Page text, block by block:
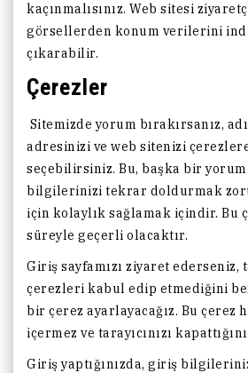
kaçınmalısınız. Web sitesi
görsellerden konum verilerini
çıkarabilir.
Çerezler
Sitemizde yorum bırakırsanız,
adresinizi ve web sitenizi
seçebilirsiniz. Bu, başka bir yorum
bilgilerinizi tekrar doldurmak
için kolaylık sağlamak içindir. Bu
süreyle geçerli olacaktır.
Giriş sayfamızı ziyaret ederseniz,
çerezleri kabul edip etmediğini
bir çerez ayarlayacağız. Bu çerez
içermez ve tarayıcınızı
Giriş yaptığınızda, giriş